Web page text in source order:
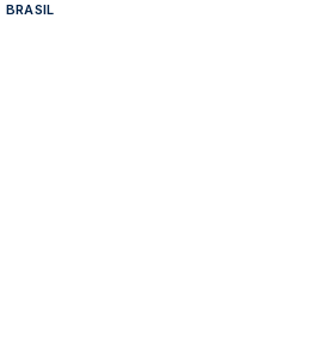
BRASIL